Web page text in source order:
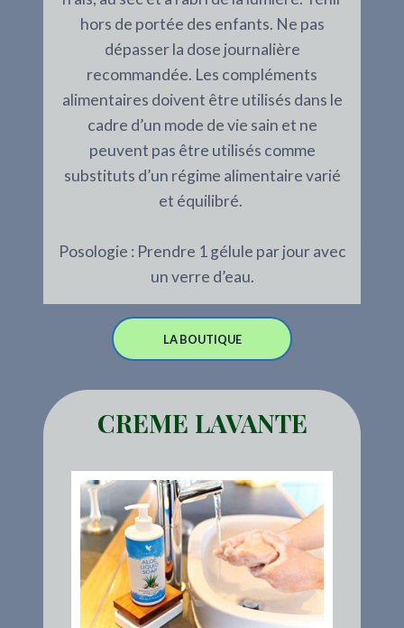
hors de portée des enfants. Ne pas
dépasser la dose journalière
recommandée. Les compléments
alimentaires doivent être utilisés dans le
cadre d’un mode de vie sain et ne
peuvent pas être utilisés comme
substituts d’un régime alimentaire varié
et équilibré.
Posologie : Prendre 1 gélule par jour avec
un verre d’eau.
LA BOUTIQUE
CREME LAVANTE